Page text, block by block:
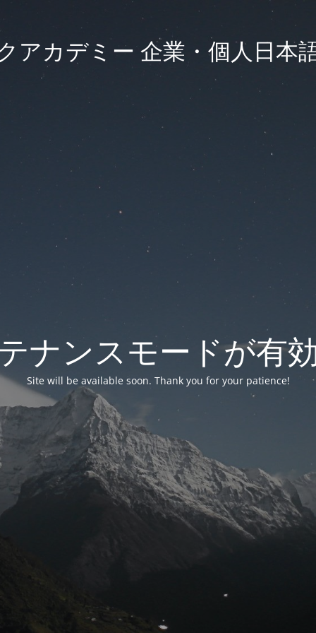
アカデミー 企業・個人日本
ナンスモードが有
Site will be available soon. Thank you for your patience!